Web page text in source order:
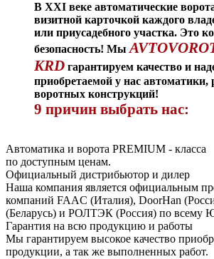
В XXI веке автоматические
визитной карточкой каждого
или приусадебного участка. Это
безопасность! Мы
KRD гарантируем качество и
приобретаемой у нас автоматики,
воротных конструкций!
9 причин выбрать нас:
Автоматика и ворота PREMIUM - класса
по доступным ценам.
Официальный дистрибьютор и дилер
Наша компания является официальным
компаний FAAC (Италия), DoorHan
(Беларусь) и РОЛТЭК (Россия) по
Гарантия на всю продукцию и работы
Мы гарантируем высокое качество
продукции, а так же выполненных работ.